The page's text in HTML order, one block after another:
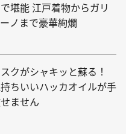
堪能 江戸着物からガリ
ノまで豪華絢爛
クがシャキッと蘇る！
ちいいハッカオイルが手
ません